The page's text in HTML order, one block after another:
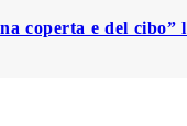
coperta e del